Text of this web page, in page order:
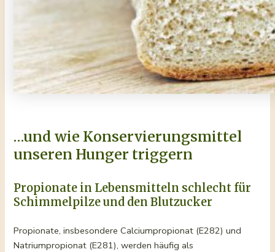
…und wie Konservierungsmittel
unseren Hunger triggern
Propionate in Lebensmitteln schlecht für
Schimmelpilze und den Blutzucker
Propionate, insbesondere Calciumpropionat (E282) und
Natriumpropionat (E281), werden häufig als